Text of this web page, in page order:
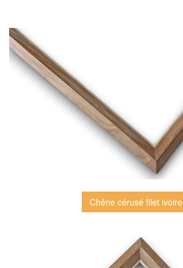
Chêne cérusé filet ivoire